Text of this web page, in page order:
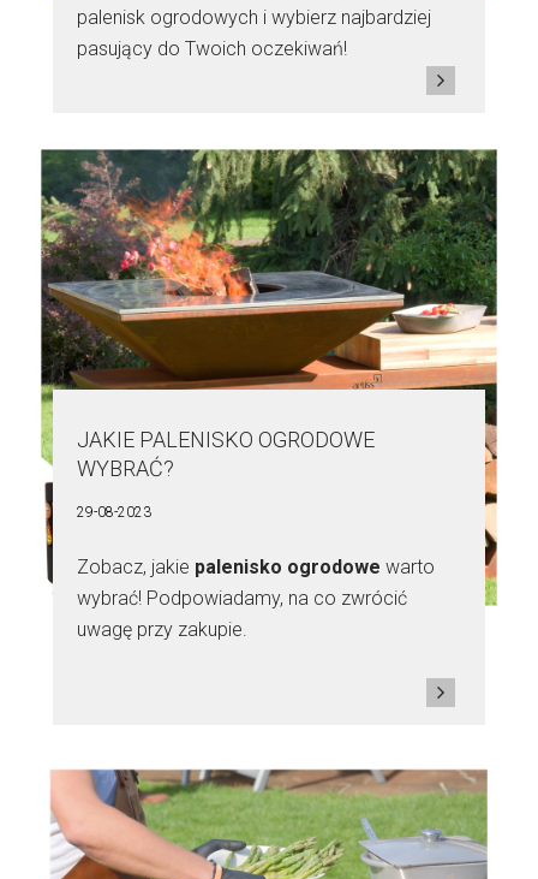
palenisk ogrodowych i wybierz najbardziej
pasujący do Twoich oczekiwań!
JAKIE PALENISKO OGRODOWE
WYBRAĆ?
29-08-2023
Zobacz, jakie palenisko ogrodowe warto
wybrać! Podpowiadamy, na co zwrócić
uwagę przy zakupie.